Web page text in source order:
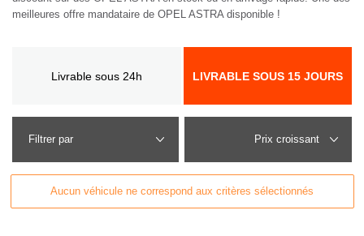
meilleures offre mandataire de OPEL ASTRA disponible !
Livrable sous 24h LIVRABLE SOUS 15 JOURS
Filtrer par
Aucun véhicule ne correspond aux critères sélectionnés